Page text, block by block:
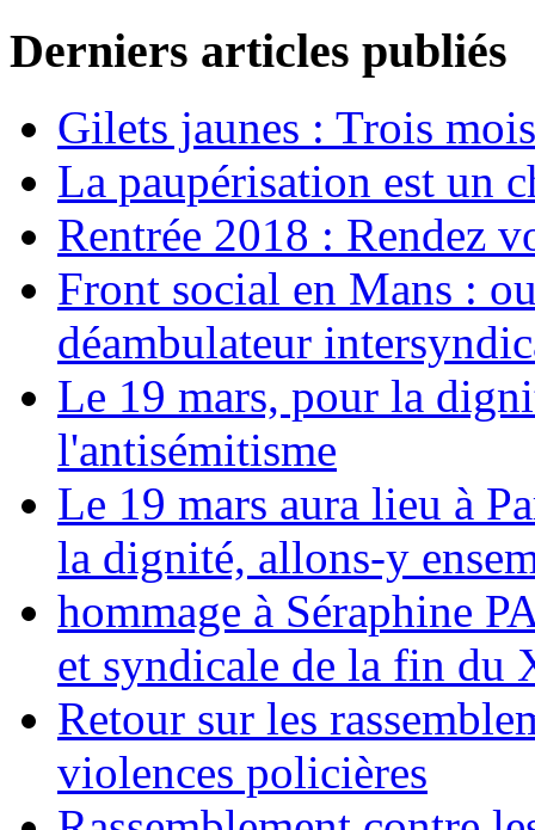
Derniers articles publiés
Gilets jaunes : Trois
La paupérisation est un
Rentrée 2018 : Rendez
Front social en Mans :
déambulateur
Le 19 mars, pour la
l'antisémitisme
Le 19 mars aura lieu à
la dignité, allons-y
hommage à Séraphine
et syndicale de la fin du
Retour sur les
violences policières